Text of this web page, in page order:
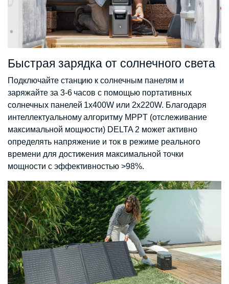
Быстрая зарядка от солнечного света
Подключайте станцию ​​к солнечным панелям и
заряжайте за 3-6 часов с помощью портативных
солнечных панелей 1x400W или 2x220W. Благодаря
интеллектуальному алгоритму MPPT (отслеживание
максимальной мощности) DELTA 2 может активно
определять напряжение и ток в режиме реального
времени для достижения максимальной точки
мощности с эффективностью >98%.